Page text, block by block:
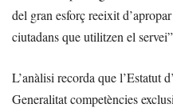
del gran esforç reeixit
ciutadans que utilitzen el
L’anàlisi recorda que l’Estatut
Generalitat competències